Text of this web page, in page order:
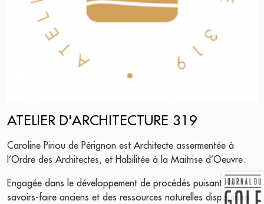
ATELIER D'ARCHITECTURE 319
Caroline Piriou de Pérignon est Architecte assermentée à
l’Ordre des Architectes, et Habilitée à la Maitrise d’Oeuvre.
Engagée dans le développement de procédés puisant de
savoirs-faire anciens et des ressources naturelles disponibles